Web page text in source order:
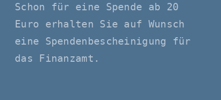
Schon für eine Spende ab 20
Euro erhalten Sie auf Wunsch
eine Spendenbescheinigung für
das Finanzamt.